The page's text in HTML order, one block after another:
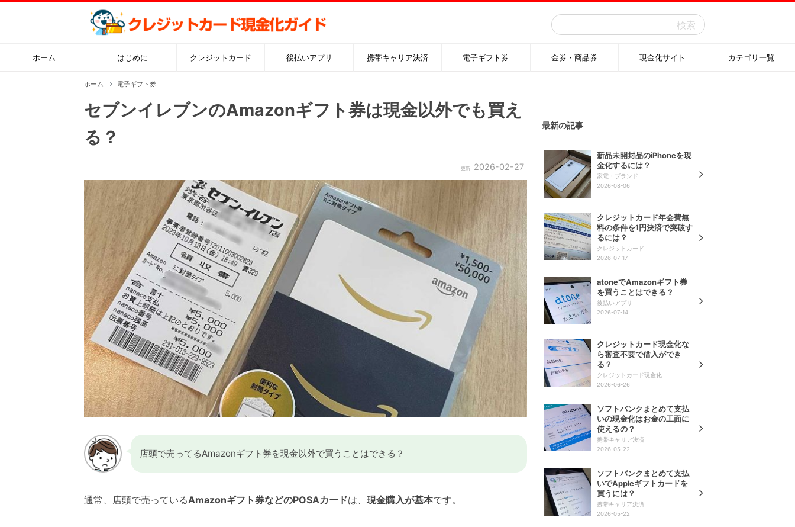
検
ホーム はじめに クレジットカード 後払いアプリ 携帯キャリア決済 電子ギフト券 金券・商品券 現金化サイト カテゴリ一覧
ホーム 電子ギフト券
セブンイレブンのAmazonギフト券は現金以外でも買え
る？
2026-02-27
店頭で売ってるAmazonギフト券を現金以外で買うことはできる？
通常、店頭で売っているAmazonギフト券などのPOSAカードは、 現金購入が基本です。
最新の記事
新品未開封品のiPhoneを現
金化するには？
家電・ブランド
2026-08-06
クレジットカード年会費無
料の条件を1円決済で突破す
るには？
クレジットカード
2026-07-17
atoneでAmazonギフト券
を買うことはできる？
後払いアプリ
2026-07-14
クレジットカード現金化な
ら審査不要で借入ができ
る？
クレジットカード現金化
2026-06-26
ソフトバンクまとめて支払
いの現金化はお金の工面に
使えるの？
携帯キャリア決済
2026-05-22
ソフトバンクまとめて支払
いでAppleギフトカードを
買うには？
携帯キャリア決済
2026-05-22